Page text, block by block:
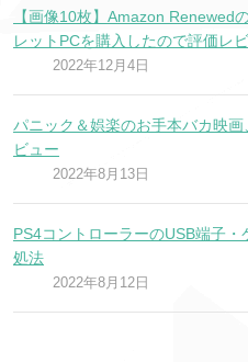
【画像10枚】Amazon Renewed
レットPCを購入したので評価レ
2022年12月4日
パニック＆娯楽のお手本バカ映
ビュー
2022年8月13日
PS4コントローラーのUSB端子
処法
2022年8月12日